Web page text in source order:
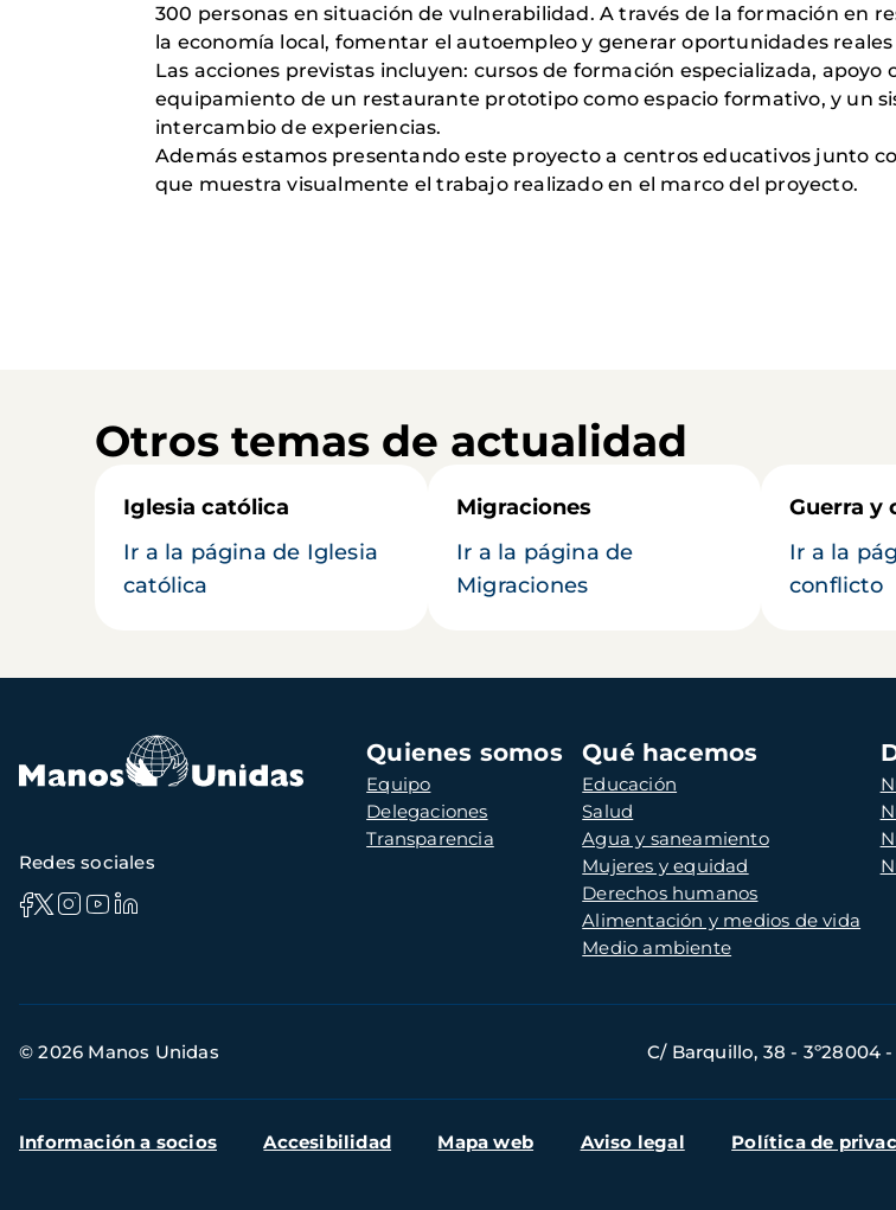
300 personas en situación de vulnerabilidad. A través de la formación en
la economía local, fomentar el autoempleo y generar oportunidades reales
Las acciones previstas incluyen: cursos de formación especializada,
equipamiento de un restaurante prototipo como espacio formativo, y un
intercambio de experiencias.
Además estamos presentando este proyecto a centros educativos junto
que muestra visualmente el trabajo realizado en el marco del proyecto.
Otros temas de actualidad
Iglesia católica
Ir a la página de Iglesia
católica
Migraciones
Ir a la página de
Migraciones
Guerra y
Ir a la
conflicto
Navegación
principal
Quienes somos
Equipo
Delegaciones
Transparencia
Qué hacemos
Educación
Salud
Agua y saneamiento
Mujeres y equidad
Derechos humanos
Alimentación y medios de vida
Medio ambiente
Redes sociales
de
© 2026 Manos Unidas C/ Barquillo, 38 - 3º28004
Menú
Información a socios Accesibilidad Mapa web Aviso legal Política de